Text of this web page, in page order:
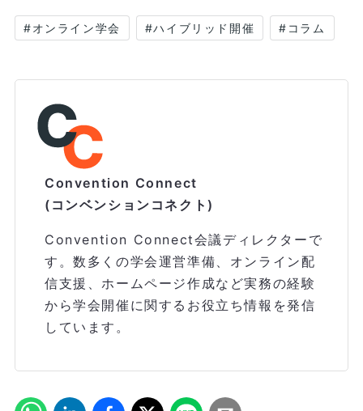
#オンライン学会 #ハイブリッド開催 # コラム
Convention Connect
(コンベンションコネクト)
Convention Connect会議ディレクターで
す。数多くの学会運営準備、オンライン配
信支援、ホームページ作成など実務の経験
から学会開催に関するお役立ち情報を発信
しています。